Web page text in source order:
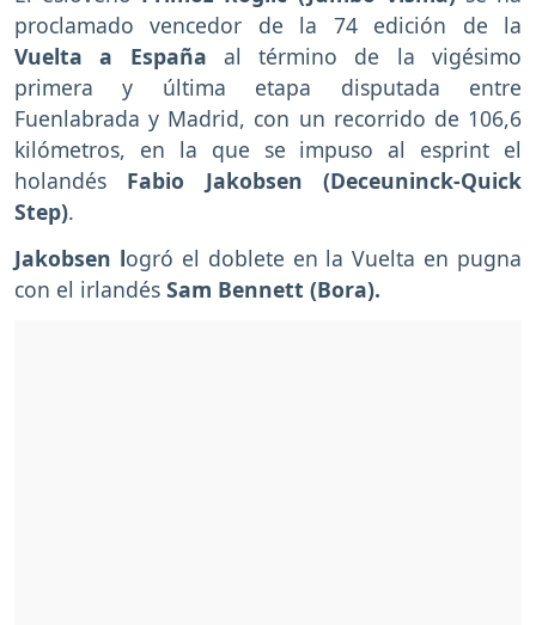
proclamado vencedor de la 74 edición de la
Vuelta a España al término de la vigésimo
primera y última etapa disputada entre
Fuenlabrada y Madrid, con un recorrido de 106,6
kilómetros, en la que se impuso al esprint el
holandés Fabio Jakobsen (Deceuninck-Quick
Step).
Jakobsen logró el doblete en la Vuelta en pugna
con el irlandés Sam Bennett (Bora).